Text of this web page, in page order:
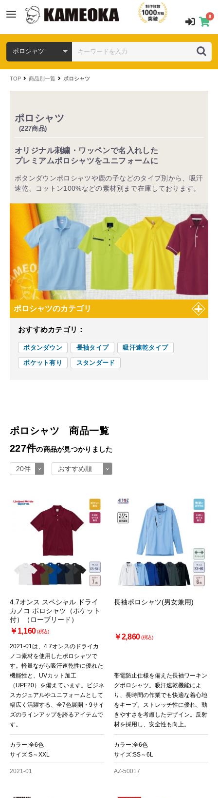
0
TOP 商品別一覧 ポロシャツ
ポロシャツ
(227商品)
オリジナル刺繍・ワッペンで名入れした
プレミアムポロシャツをユニフォームに
ボタンダウンポロシャツや鹿の子などのタイプ別から、吸汗
速乾、コットン100%などの素材別まで在庫しております。
ポロシャツのカテゴリ
おすすめカテゴリ：
ボタンダウン 長袖タイプ 吸汗速乾タイプ
ポケット有り スタンダード
ポロシャツ 商品一覧
227件の商品が見つかりました
4.7オンス スペシャル ドライ
カノコ ポロシャツ（ポケット
付）（ローブリード）
￥1,160(税込)
2021-01は、4.7オンスのドライカ
ノコ素材を使用したポロシャツで
す。軽量ながら吸汗速乾性に優れた
機能性と、UVカット加工
（UPF20）を備えています。ビジネ
スカジュアルやユニフォームとして
幅広く活躍する、全7色展開・9サイ
ズのラインアップを誇るアイテムで
す。
カラー:全6色
サイズ:S～XXL
2021-01
長袖ポロシャツ(男女兼用)
￥2,860(税込)
帯電防止仕様を備えた長袖ワーキン
グポロシャツ。吸汗速乾機能によ
り、長時間の作業でも快適な着心地
をキープ。ストレッチ性に優れ、動
きやすさを考慮したデザイン。反射
材を採用し、安全性も向上。
カラー:全6色
サイズ:SS～6L
AZ-50017